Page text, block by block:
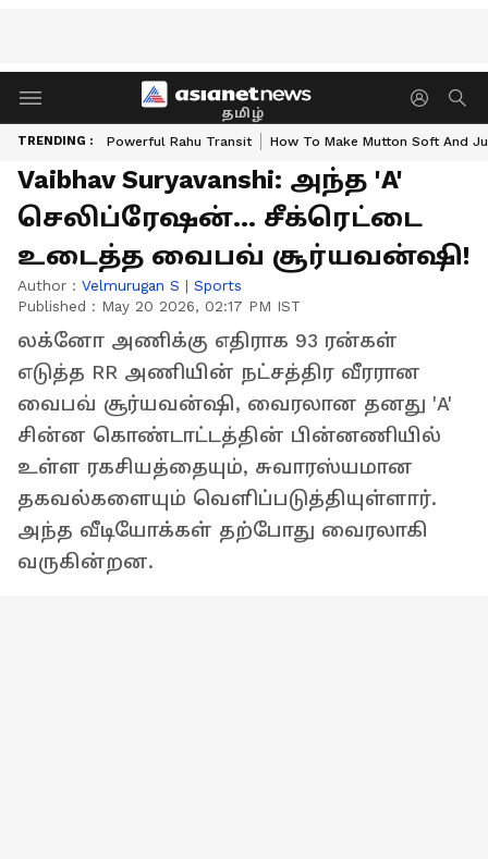
தமிழ்
TRENDING : Powerful Rahu Transit How To Make Mutton Soft And
Vaibhav Suryavanshi: அந்த 'A'
செலிப்ரேஷன்... சீக்ரெட்டை
உடைத்த வைபவ் சூர்யவன்ஷி!
Author : Velmurugan S | Sports
Published : May 20 2026, 02:17 PM IST
லக்னோ அணிக்கு எதிராக 93 ரன்கள்
எடுத்த RR அணியின் நட்சத்திர வீரரான
வைபவ் சூர்யவன்ஷி, வைரலான தனது 'A'
சின்ன கொண்டாட்டத்தின் பின்னணியில்
உள்ள ரகசியத்தையும், சுவாரஸ்யமான
தகவல்களையும் வெளிப்படுத்தியுள்ளார்.
அந்த வீடியோக்கள் தற்போது வைரலாகி
வருகின்றன.